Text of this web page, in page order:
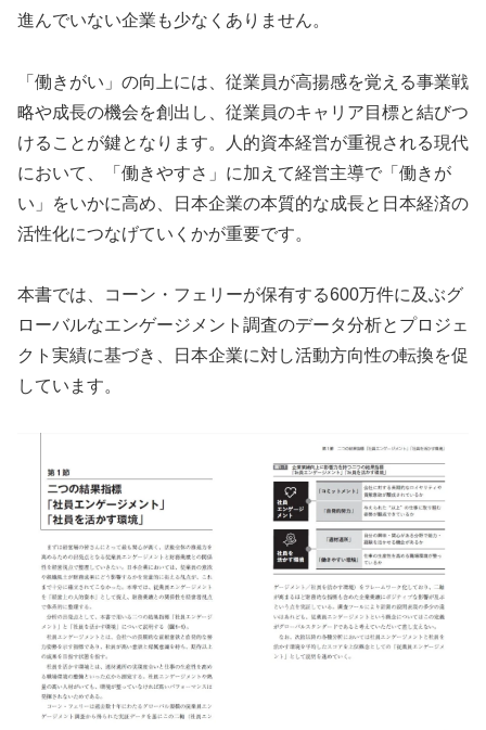
進んでいない企業も少なくありません。
「働きがい」の向上には、従業員が高揚感を覚える事業戦
略や成長の機会を創出し、従業員のキャリア目標と結びつ
けることが鍵となります。人的資本経営が重視される現代
において、「働きやすさ」に加えて経営主導で「働きが
い」をいかに高め、日本企業の本質的な成長と日本経済の
活性化につなげていくかが重要です。
本書では、コーン・フェリーが保有する600万件に及ぶグ
ローバルなエンゲージメント調査のデータ分析とプロジェ
クト実績に基づき、日本企業に対し活動方向性の転換を促
しています。